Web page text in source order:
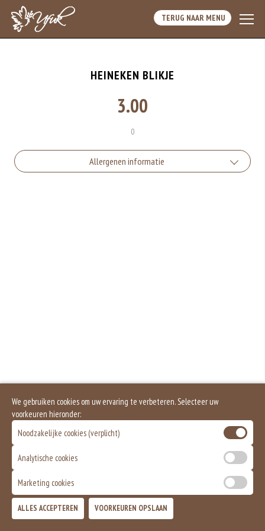
TERUG NAAR MENU
HEINEKEN BLIKJE
3.00
0
Allergenen informatie
We gebruiken cookies om uw ervaring te verbeteren. Selecteer uw
voorkeuren hieronder:
Noodzakelijke cookies (verplicht)
Analytische cookies
Marketing cookies
ALLES ACCEPTEREN VOORKEUREN OPSLAAN